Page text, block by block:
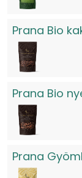
Prana Bio
Prana Bio
Prana